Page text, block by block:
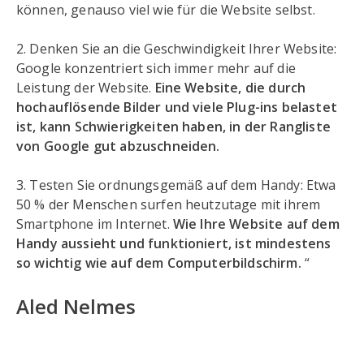
können, genauso viel wie für die Website selbst.
2. Denken Sie an die Geschwindigkeit Ihrer Website:
Google konzentriert sich immer mehr auf die
Leistung der Website. Eine Website, die durch
hochauflösende Bilder und viele Plug-ins belastet
ist, kann Schwierigkeiten haben, in der Rangliste
von Google gut abzuschneiden.
3. Testen Sie ordnungsgemäß auf dem Handy: Etwa
50 % der Menschen surfen heutzutage mit ihrem
Smartphone im Internet. Wie Ihre Website auf dem
Handy aussieht und funktioniert, ist mindestens
so wichtig wie auf dem Computerbildschirm. “
Aled Nelmes